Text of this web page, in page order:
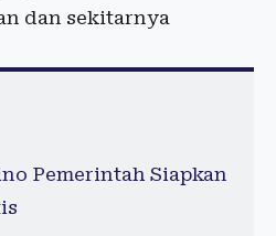
dan sekitarnya
Pemerintah Siapkan